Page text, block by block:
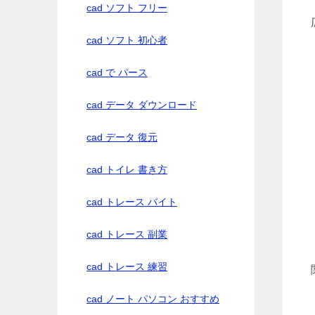
cad ソフト フリー
cad ソフト 初心者
cad で パース
cad データ ダウンロード
cad データ 復元
cad トイレ 書き方
cad トレース バイト
cad トレース 副業
cad トレース 練習
cad ノート パソコン おすすめ